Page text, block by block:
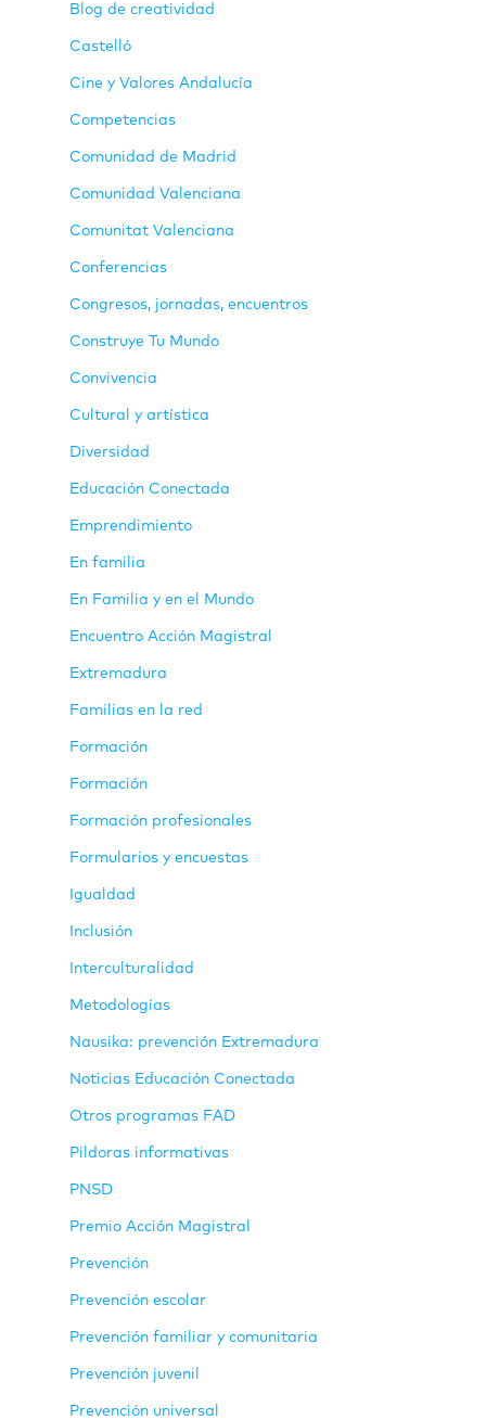
Blog de creatividad
Castelló
Cine y Valores Andalucía
Competencias
Comunidad de Madrid
Comunidad Valenciana
Comunitat Valenciana
Conferencias
Congresos, jornadas, encuentros
Construye Tu Mundo
Convivencia
Cultural y artística
Diversidad
Educación Conectada
Emprendimiento
En familia
En Familia y en el Mundo
Encuentro Acción Magistral
Extremadura
Familias en la red
Formación
Formación
Formación profesionales
Formularios y encuestas
Igualdad
Inclusión
Interculturalidad
Metodologías
Nausika: prevención Extremadura
Noticias Educación Conectada
Otros programas FAD
Pildoras informativas
PNSD
Premio Acción Magistral
Prevención
Prevención escolar
Prevención familiar y comunitaria
Prevención juvenil
Prevención universal